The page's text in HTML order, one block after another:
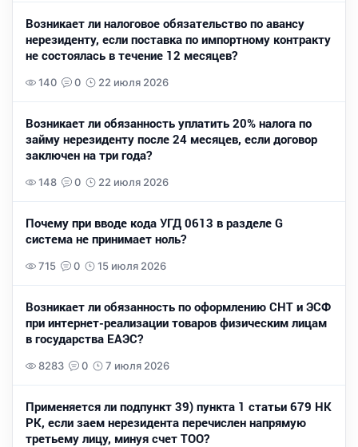
Возникает ли налоговое обязательство по авансу
нерезиденту, если поставка по импортному контракту
не состоялась в течение 12 месяцев?
140 0 22 июля 2026
Возникает ли обязанность уплатить 20% налога по
займу нерезиденту после 24 месяцев, если договор
заключен на три года?
148 0 22 июля 2026
Почему при вводе кода УГД 0613 в разделе G
система не принимает ноль?
715 0 15 июля 2026
Возникает ли обязанность по оформлению СНТ и ЭСФ
при интернет-реализации товаров физическим лицам
в государства ЕАЭС?
8283 0 7 июля 2026
Применяется ли подпункт 39) пункта 1 статьи 679 НК
РК, если заем нерезидента перечислен напрямую
третьему лицу, минуя счет ТОО?